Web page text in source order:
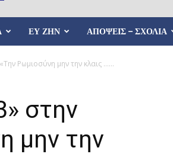
ΕΥ ΖΗΝ ΑΠΟΨΕΙΣ – ΣΧΟΛΙΑ
Ρωμιοσύνη μην την κλαις …...
στην
μην την